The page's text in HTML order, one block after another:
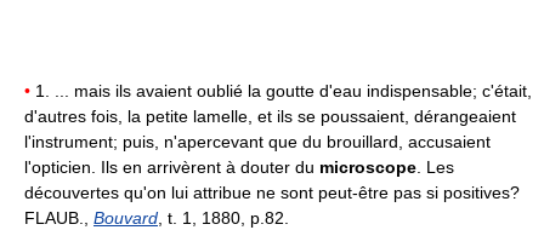
• 1. ... mais ils avaient oublié la goutte d'eau indispensable; c'était,
d'autres fois, la petite lamelle, et ils se poussaient, dérangeaient
l'instrument; puis, n'apercevant que du brouillard, accusaient
l'opticien. Ils en arrivèrent à douter du microscope . Les
découvertes qu'on lui attribue ne sont peut-être pas si positives?
FLAUB., Bouvard , t. 1, 1880, p.82.